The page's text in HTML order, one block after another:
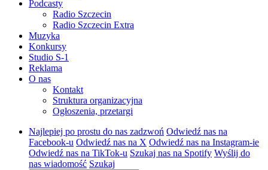
Podcasty
Radio Szczecin
Radio Szczecin Extra
Muzyka
Konkursy
Studio S-1
Reklama
O nas
Kontakt
Struktura organizacyjna
Ogłoszenia, przetargi
Najlepiej po prostu do nas zadzwoń Odwiedź nas na
Facebook-u Odwiedź nas na X Odwiedź nas na Instagram-ie
Odwiedź nas na TikTok-u Szukaj nas na Spotify Wyślij do
nas wiadomość Szukaj